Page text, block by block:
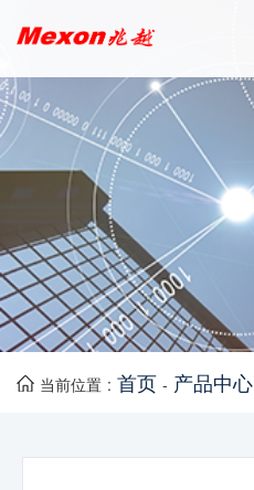
当前位置 : 首页 - 产品中心